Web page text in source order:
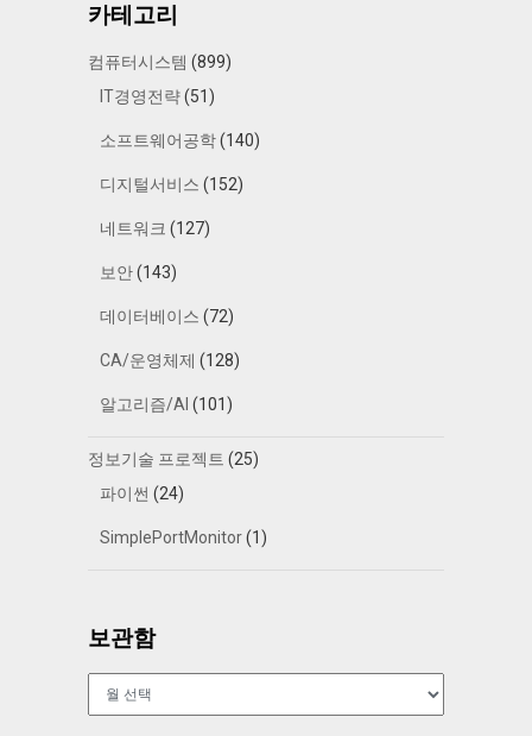
카테고리
컴퓨터시스템 (899)
IT경영전략(51)
소프트웨어공학(140)
디지털서비스 (152)
네트워크 (127)
보안(143)
데이터베이스 (72)
CA/운영체제 (128)
알고리즘/AI (101)
정보기술 프로젝트 (25)
파이썬 (24)
SimplePortMonitor(1)
보관함